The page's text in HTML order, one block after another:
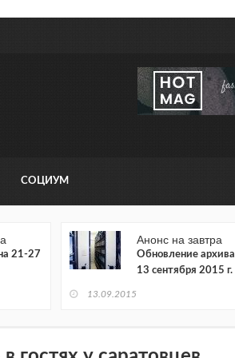
СОЦИУМ
21-27
Анонс на завтра
Обновление архива
13 сентября 2015 г.
13.09.2015